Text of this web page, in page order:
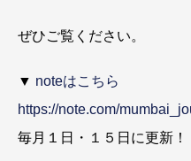
ぜひご覧ください。
▼ noteはこちら
https://note.com/
毎月１日・１５日に更新！